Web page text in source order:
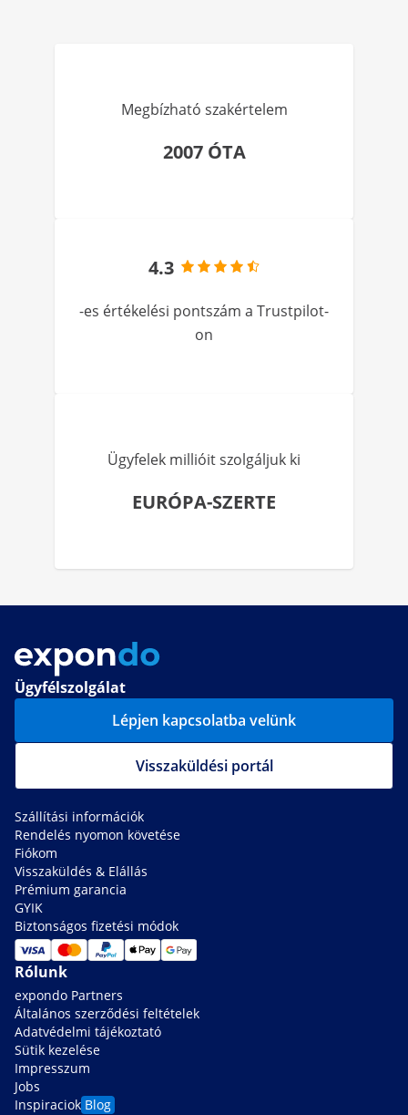
Megbízható szakértelem
2007 ÓTA
4.3
-es értékelési pontszám a Trustpilot-
on
Ügyfelek millióit szolgáljuk ki
EURÓPA-SZERTE
Ügyfélszolgálat
Lépjen kapcsolatba velünk
Visszaküldési portál
Szállítási információk
Rendelés nyomon követése
Fiókom
Visszaküldés & Elállás
Prémium garancia
GYIK
Biztonságos fizetési módok
Rólunk
expondo Partners
Általános szerződési feltételek
Adatvédelmi tájékoztató
Sütik kezelése
Impresszum
Jobs
Inspiraciok Blog